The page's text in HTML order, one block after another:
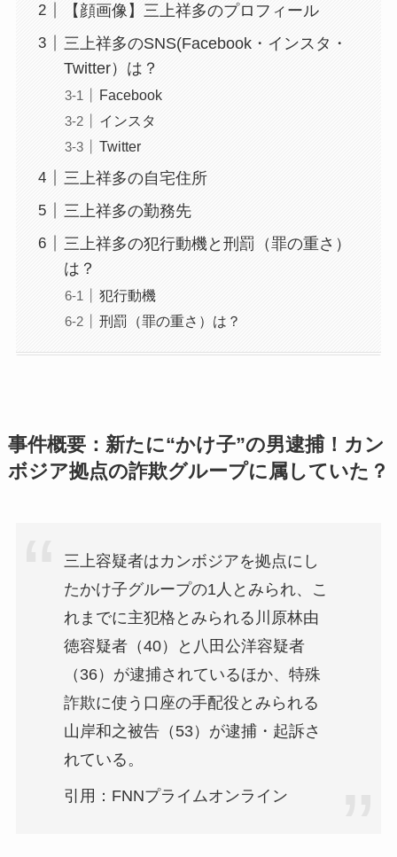
【顔画像】三上祥多のプロフィール
三上祥多のSNS(Facebook・インスタ・
Twitter）は？
Facebook
インスタ
Twitter
三上祥多の自宅住所
三上祥多の勤務先
三上祥多の犯行動機と刑罰（罪の重さ）
は？
犯行動機
刑罰（罪の重さ）は？
事件概要：新たに“かけ子”の男逮捕！カン
ボジア拠点の詐欺グループに属していた？
三上容疑者はカンボジアを拠点にし
たかけ子グループの1人とみられ、こ
れまでに主犯格とみられる川原林由
徳容疑者（40）と八田公洋容疑者
（36）が逮捕されているほか、特殊
詐欺に使う口座の手配役とみられる
山岸和之被告（53）が逮捕・起訴さ
れている。
引用：FNNプライムオンライン